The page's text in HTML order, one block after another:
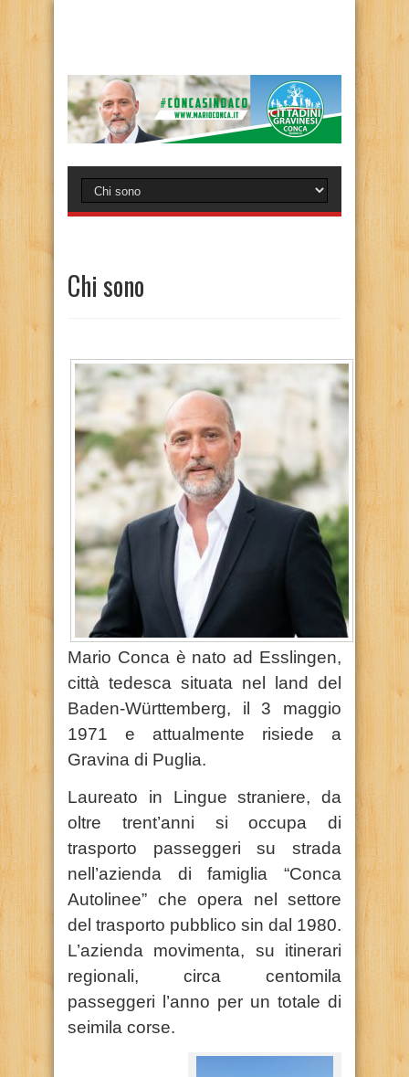
Chi sono
Mario Conca è nato ad Esslingen,
città tedesca situata nel land del
Baden-Württemberg, il 3 maggio
1971 e attualmente risiede a
Gravina di Puglia.
Laureato in Lingue straniere, da
oltre trent’anni si occupa di
trasporto passeggeri su strada
nell’azienda di famiglia “Conca
Autolinee” che opera nel settore
del trasporto pubblico sin dal 1980.
L’azienda movimenta, su itinerari
regionali, circa centomila
passeggeri l’anno per un totale di
seimila corse.